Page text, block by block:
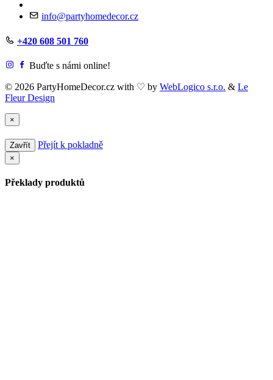
info@partyhomedecor.cz
+420 608 501 760
Buďte s námi online!
© 2026 PartyHomeDecor.cz with ♡ by WebLogico s.r.o. & Le
Fleur Design
×
Zavřít Přejít k pokladně
×
Překlady produktů